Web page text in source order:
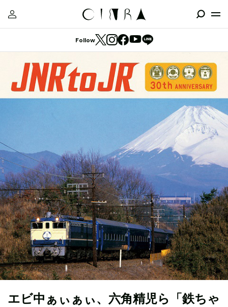
Follow
エビ中ぁぃぁぃ、六角精児ら「鉄ちゃ